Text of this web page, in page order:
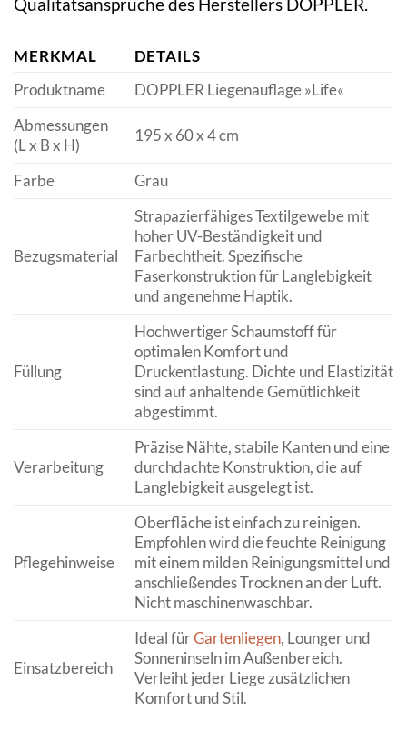
MERKMAL
DETAILS
Produktname
DOPPLER Liegenauflage »Life«
Abmessungen
(L x B x H)
195 x 60 x 4 cm
Farbe Grau
Bezugsmaterial
Strapazierfähiges Textilgewebe mit
hoher UV-Beständigkeit und
Farbechtheit. Spezifische
Faserkonstruktion für Langlebigkeit
und angenehme Haptik.
Füllung
Hochwertiger Schaumstoff für
optimalen Komfort und
Druckentlastung. Dichte und Elastizität
sind auf anhaltende Gemütlichkeit
abgestimmt.
Verarbeitung
Präzise Nähte, stabile Kanten und eine
durchdachte Konstruktion, die auf
Langlebigkeit ausgelegt ist.
Pflegehinweise
Oberfläche ist einfach zu reinigen.
Empfohlen wird die feuchte Reinigung
mit einem milden Reinigungsmittel und
anschließendes Trocknen an der Luft.
Nicht maschinenwaschbar.
Einsatzbereich
Ideal fürGartenliegen, Lounger und
Sonneninseln im Außenbereich.
Verleiht jeder Liege zusätzlichen
Komfort und Stil.